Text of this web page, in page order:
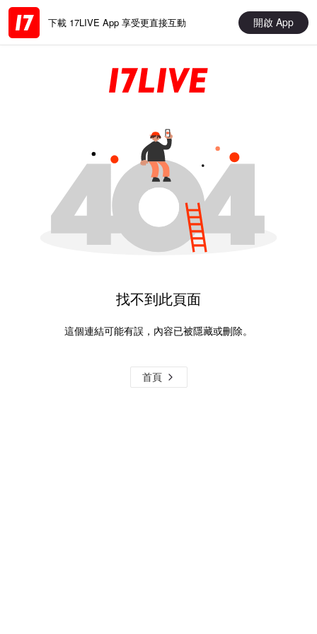
下載 17LIVE App 享受更直接互動 開啟 App
找不到此頁面
這個連結可能有誤，內容已被隱藏或刪除。
首頁